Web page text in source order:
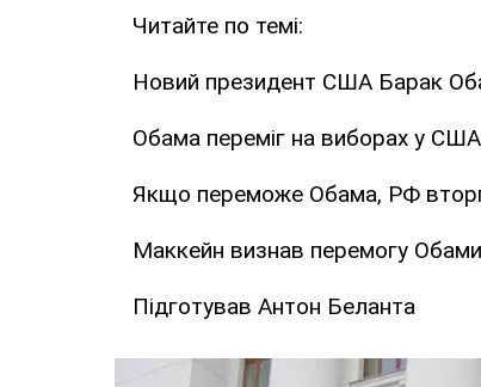
Читайте по темі:
Новий президент США Барак
Обама переміг на виборах у США
Якщо переможе Обама, РФ
Маккейн визнав перемогу Обами
Підготував Антон Беланта